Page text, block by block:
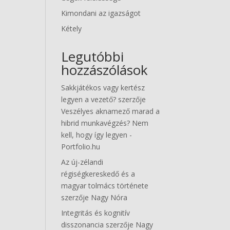
Kimondani az igazságot
Kétely
Legutóbbi
hozzászólások
Sakkjátékos vagy kertész
legyen a vezető? szerzője
Veszélyes aknamező marad a
hibrid munkavégzés? Nem
kell, hogy így legyen -
Portfolio.hu
Az új-zélandi
régiségkereskedő és a
magyar tolmács története
szerzője Nagy Nóra
Integritás és kognitív
disszonancia szerzője Nagy